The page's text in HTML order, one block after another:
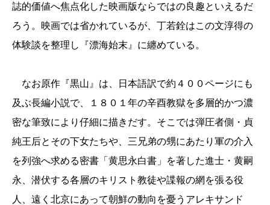
誌的価値へ焦点化した映画版ならではの良趣といえるだ
ろう。映画では省かれているが、丁若銓はこの文淳得の
体験談を整理し『漂海始末』に纏めている。
なお原作『黒山』は、日本語訳で約４００ページにも
及ぶ長編小説で、１８０１年の辛酉教獄を多層的かつ濃
密な筆致により仔細に描きだす。そこでは弾圧者側・貞
純王后とその下女たちや、三兄弟の甥にあたり軍の介入
を列強へ求める密書「黄思永白書」を著した進士・黄嗣
永、潜伏する各層のキリスト教徒や諜報の網を張る役
人、遠く北京にあって朝鮮の動向を憂うアレキサンド